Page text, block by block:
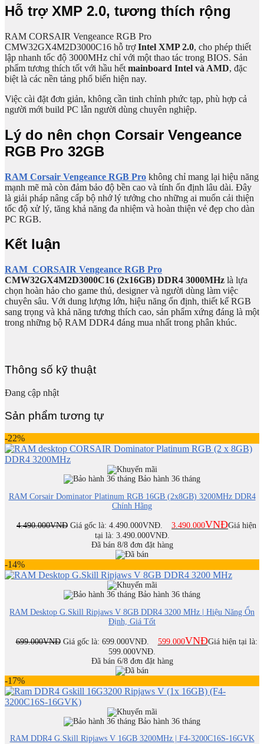
Hỗ trợ XMP 2.0, tương thích rộng
RAM CORSAIR Vengeance RGB Pro
CMW32GX4M2D3000C16 hỗ trợIntel XMP 2.0, cho phép thiết
lập nhanh tốc độ 3000MHz chỉ với một thao tác trong BIOS. Sản
phẩm tương thích tốt với hầu hết mainboard Intel và AMD, đặc
biệt là các nền tảng phổ biến hiện nay.
Việc cài đặt đơn giản, không cần tinh chỉnh phức tạp, phù hợp cả
người mới build PC lẫn người dùng chuyên nghiệp.
Lý do nên chọn Corsair Vengeance
RGB Pro 32GB
RAM Corsair Vengeance RGB Pro không chỉ mang lại hiệu năng
mạnh mẽ mà còn đảm bảo độ bền cao và tính ổn định lâu dài. Đây
là giải pháp nâng cấp bộ nhớ lý tưởng cho những ai muốn cải thiện
tốc độ xử lý, tăng khả năng đa nhiệm và hoàn thiện vẻ đẹp cho dàn
PC RGB.
Kết luận
RAM CORSAIR Vengeance RGB Pro
CMW32GX4M2D3000C16 (2x16GB) DDR4 3000MHz là lựa
chọn hoàn hảo cho game thủ, designer và người dùng làm việc
chuyên sâu. Với dung lượng lớn, hiệu năng ổn định, thiết kế RGB
sang trọng và khả năng tương thích cao, sản phẩm xứng đáng là một
trong những bộ RAM DDR4 đáng mua nhất trong phân khúc.
Thông số kỹ thuật
Đang cập nhật
Sản phẩm tương tự
-22%
Bảo hành 36 tháng
RAM Corsair Dominator Platinum RGB 16GB (2x8GB) 3200MHz DDR4
Chính Hãng
4.490.000VNĐ Giá gốc là: 4.490.000VNĐ. 3.490.000VNĐGiá hiện
tại là: 3.490.000VNĐ.
Đã bán 8/8 đơn đặt hàng
-14%
Bảo hành 36 tháng
RAM Desktop G.Skill Ripjaws V 8GB DDR4 3200 MHz | Hiệu Năng Ổn
Định, Giá Tốt
699.000VNĐ Giá gốc là: 699.000VNĐ. 599.000VNĐGiá hiện tại là:
599.000VNĐ.
Đã bán 6/8 đơn đặt hàng
-17%
Bảo hành 36 tháng
RAM DDR4 G.Skill Ripjaws V 16GB 3200MHz | F4-3200C16S-16GVK